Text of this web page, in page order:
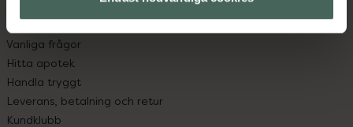
Kontakta oss
Vanliga frågor
Hitta apotek
Handla tryggt
Leverans, betalning och retur
Kundklubb